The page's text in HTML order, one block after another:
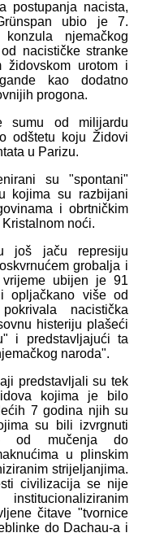
postupanja nacista,
ubio je 7.
njemačkog
nacističke stranke
židovskom urotom i
kao dodatno
progona.
sumu od milijardu
odštetu koju Židovi
u Parizu.
su "spontani"
kojima su razbijani
i obrtničkim
noći.
još jaču represiju
grobalja i
vrijeme ubijen je 91
opljačkano više od
nacistička
histeriju plašeći
i predstavljajući ta
naroda".
predstavljali su tek
kojima je bilo
7 godina njih su
su bili izvrgnuti
od mučenja do
u plinskim
strijeljanjima.
civilizacija se nije
čitave "tvornice
do Dachau-a i